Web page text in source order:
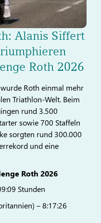
Alanis Siffert
Roth 2026
Roth einmal mehr
Triathlon-Welt. Beim
rund 3.500
sowie 700 Staffeln
sorgten rund 300.000
und eine
Roth 2026
Stunden
– 8:17:26